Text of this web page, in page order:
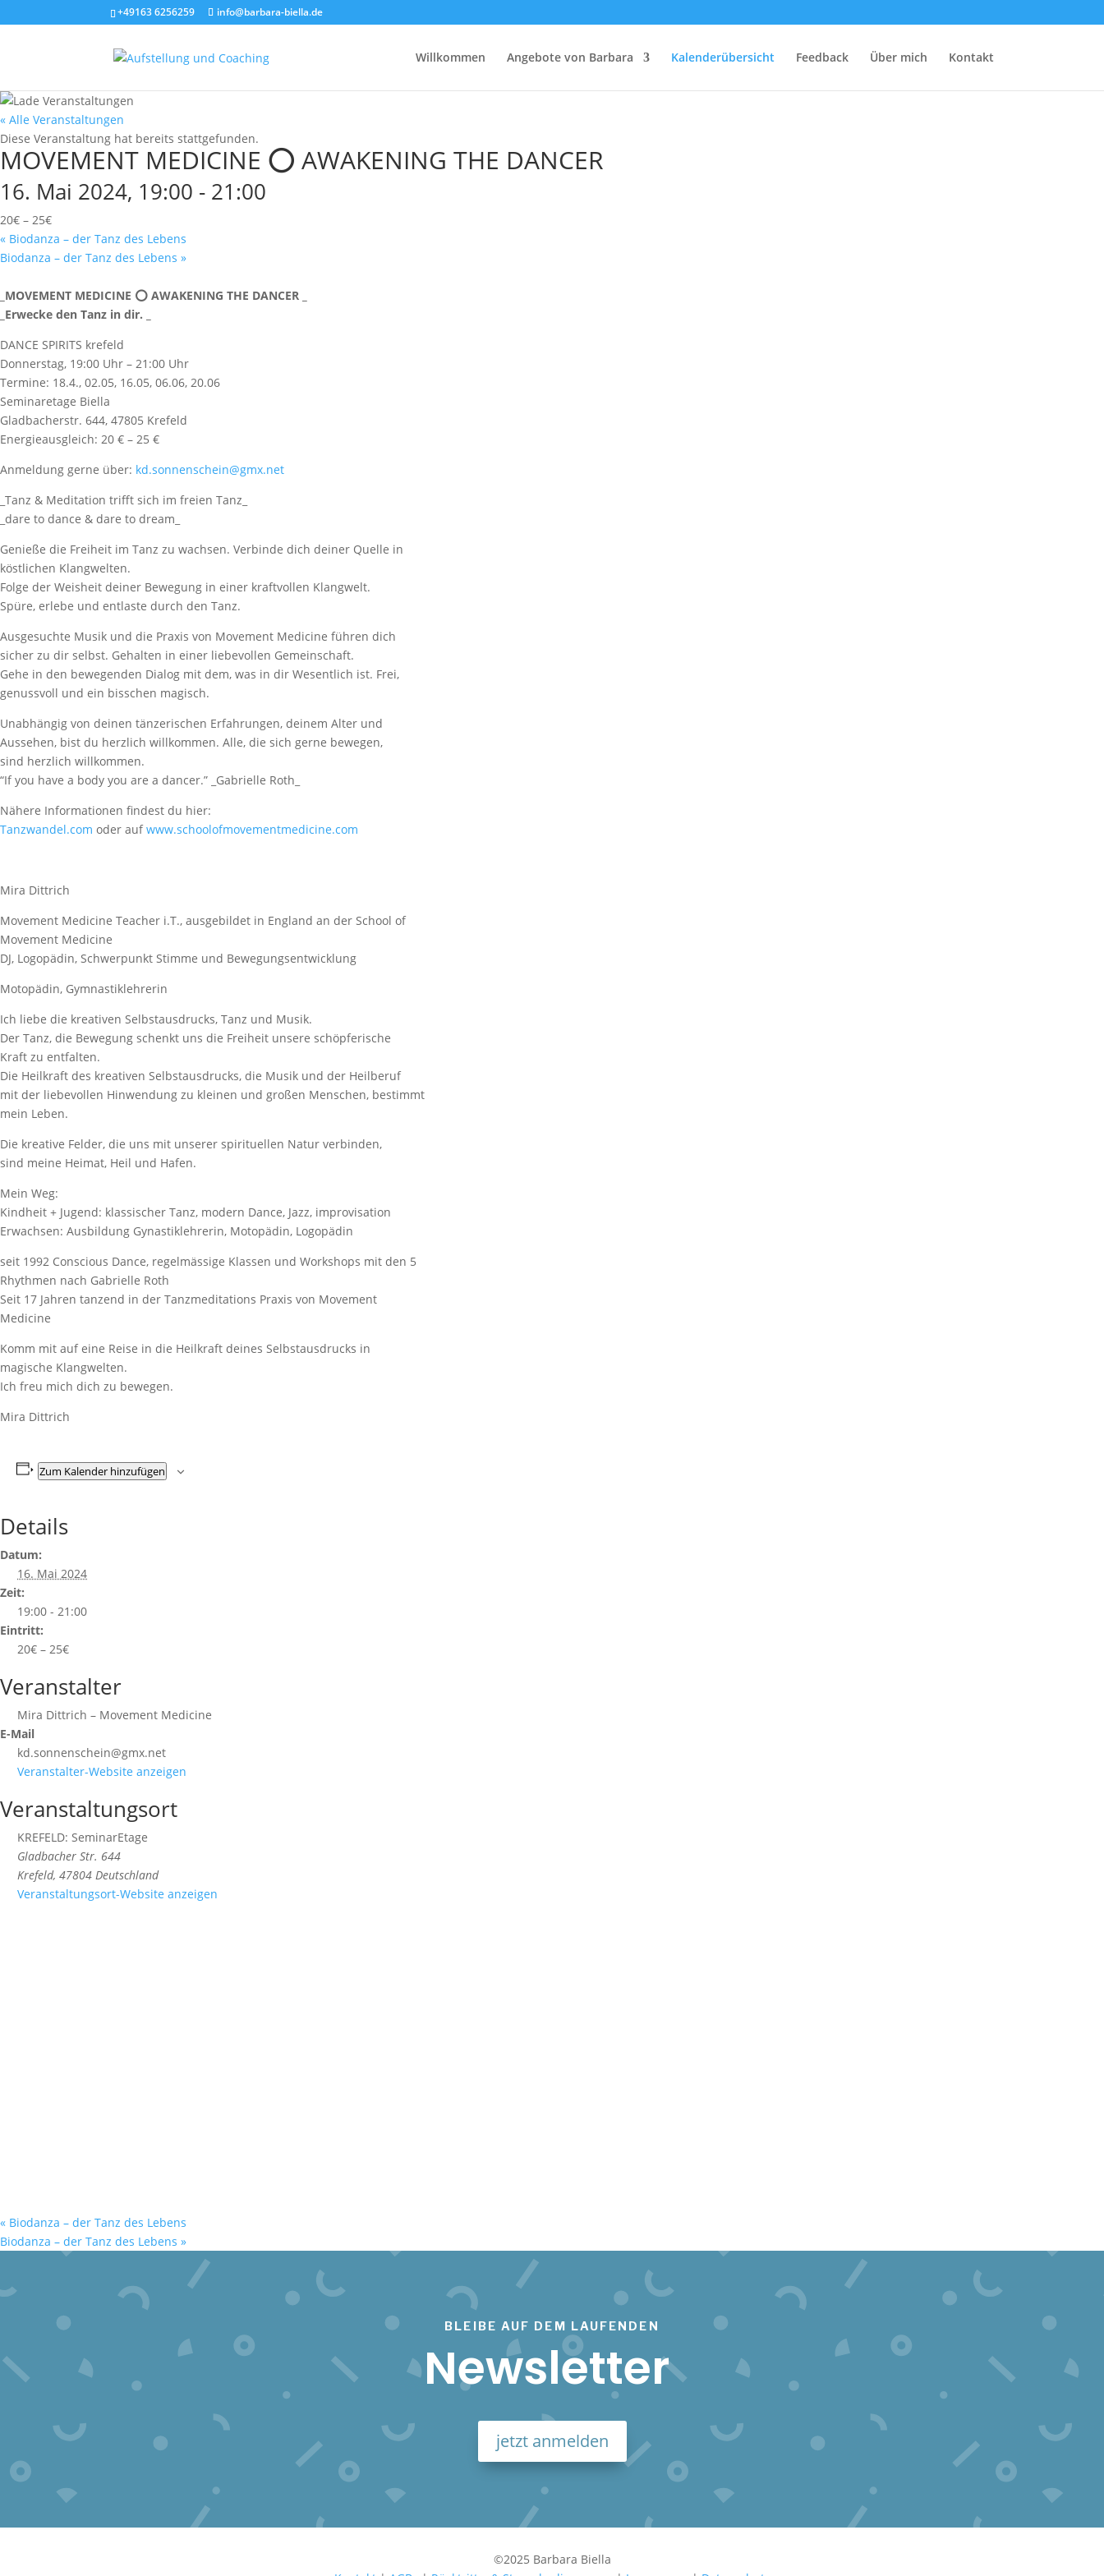
+49163 6256259 info@barbara-biella.de
Willkommen Angebote von Barbara Kalenderübersicht Feedback Über mich Kontakt
« Alle Veranstaltungen
Diese Veranstaltung hat bereits stattgefunden.
MOVEMENT MEDICINE ⭕️ AWAKENING THE DANCER
16. Mai 2024, 19:00 - 21:00
20€ – 25€
« Biodanza – der Tanz des Lebens
Biodanza – der Tanz des Lebens »
_MOVEMENT MEDICINE ⭕️ AWAKENING THE DANCER _
_Erwecke den Tanz in dir. _
DANCE SPIRITS krefeld
Donnerstag, 19:00 Uhr – 21:00 Uhr
Termine: 18.4., 02.05, 16.05, 06.06, 20.06
Seminaretage Biella
Gladbacherstr. 644, 47805 Krefeld
Energieausgleich: 20 € – 25 €
Anmeldung gerne über: kd.sonnenschein@gmx.net
_Tanz & Meditation trifft sich im freien Tanz_
_dare to dance & dare to dream_
Genieße die Freiheit im Tanz zu wachsen. Verbinde dich deiner Quelle in
köstlichen Klangwelten.
Folge der Weisheit deiner Bewegung in einer kraftvollen Klangwelt.
Spüre, erlebe und entlaste durch den Tanz.
Ausgesuchte Musik und die Praxis von Movement Medicine führen dich
sicher zu dir selbst. Gehalten in einer liebevollen Gemeinschaft.
Gehe in den bewegenden Dialog mit dem, was in dir Wesentlich ist. Frei,
genussvoll und ein bisschen magisch.
Unabhängig von deinen tänzerischen Erfahrungen, deinem Alter und
Aussehen, bist du herzlich willkommen. Alle, die sich gerne bewegen,
sind herzlich willkommen.
“If you have a body you are a dancer.” _Gabrielle Roth_
Nähere Informationen findest du hier:
Tanzwandel.com oder aufwww.schoolofmovementmedicine.com
Mira Dittrich
Movement Medicine Teacher i.T., ausgebildet in England an der School of
Movement Medicine
DJ, Logopädin, Schwerpunkt Stimme und Bewegungsentwicklung
Motopädin, Gymnastiklehrerin
Ich liebe die kreativen Selbstausdrucks, Tanz und Musik.
Der Tanz, die Bewegung schenkt uns die Freiheit unsere schöpferische
Kraft zu entfalten.
Die Heilkraft des kreativen Selbstausdrucks, die Musik und der Heilberuf
mit der liebevollen Hinwendung zu kleinen und großen Menschen, bestimmt
mein Leben.
Die kreative Felder, die uns mit unserer spirituellen Natur verbinden,
sind meine Heimat, Heil und Hafen.
Mein Weg:
Kindheit + Jugend: klassischer Tanz, modern Dance, Jazz, improvisation
Erwachsen: Ausbildung Gynastiklehrerin, Motopädin, Logopädin
seit 1992 Conscious Dance, regelmässige Klassen und Workshops mit den 5
Rhythmen nach Gabrielle Roth
Seit 17 Jahren tanzend in der Tanzmeditations Praxis von Movement
Medicine
Komm mit auf eine Reise in die Heilkraft deines Selbstausdrucks in
magische Klangwelten.
Ich freu mich dich zu bewegen.
Mira Dittrich
Zum Kalender hinzufügen
Details
Datum:
16. Mai 2024
Zeit:
19:00 - 21:00
Eintritt:
20€ – 25€
Veranstalter
Mira Dittrich – Movement Medicine
E-Mail
kd.sonnenschein@gmx.net
Veranstalter-Website anzeigen
Veranstaltungsort
KREFELD: SeminarEtage
Gladbacher Str. 644
Krefeld, 47804 Deutschland
Veranstaltungsort-Website anzeigen
« Biodanza – der Tanz des Lebens
Biodanza – der Tanz des Lebens »
BLEIBE AUF DEM LAUFENDEN
Newsletter
jetzt anmelden
©2025 Barbara Biella